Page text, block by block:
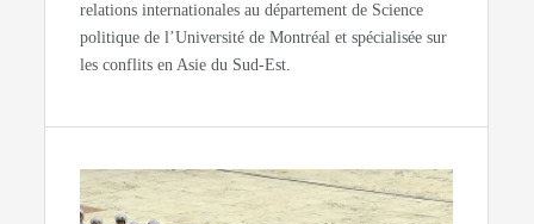
relations internationales au département de Science
politique de l’Université de Montréal et spécialisée sur
les conflits en Asie du Sud-Est.